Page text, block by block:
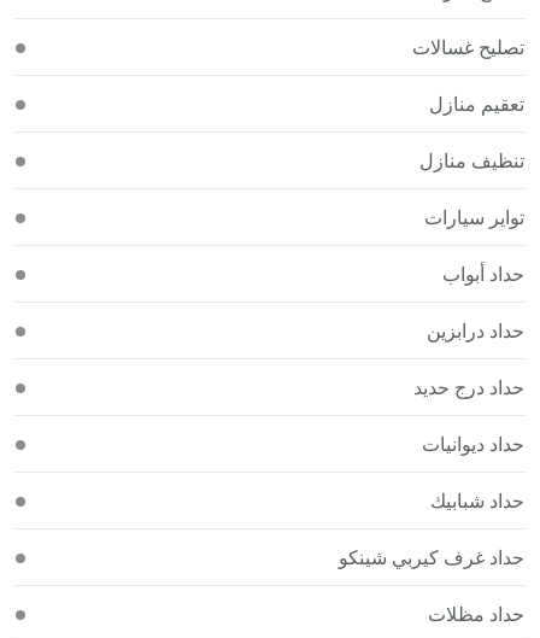
تصليح غسالات
تعقيم منازل
تنظيف منازل
تواير سيارات
حداد أبواب
حداد درابزين
حداد درج حديد
حداد ديوانيات
حداد شبابيك
حداد غرف كيربي شينكو
حداد مظلات